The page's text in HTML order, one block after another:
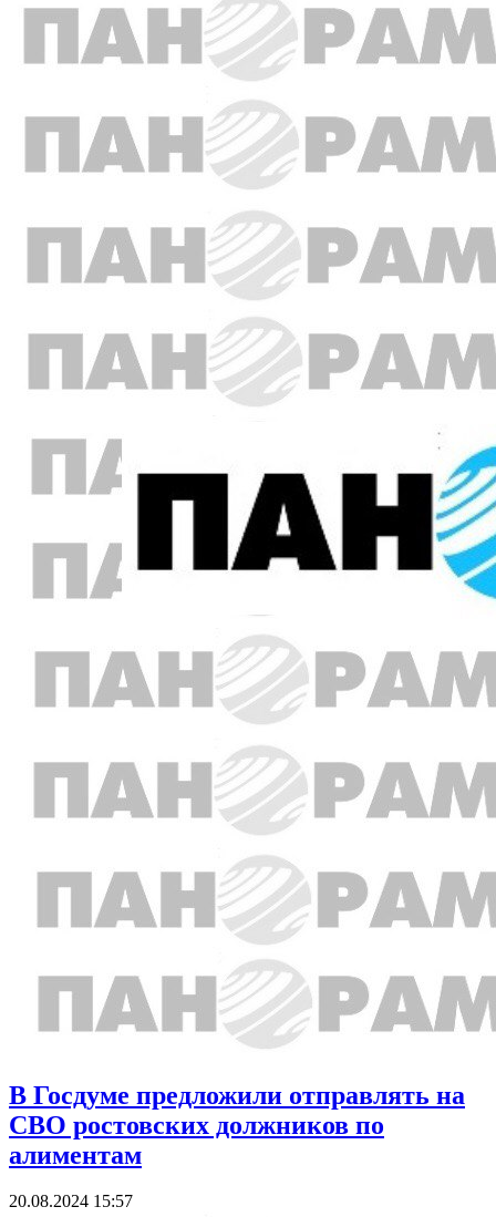
В Госдуме предложили отправлять на
СВО ростовских должников по
алиментам
20.08.2024 15:57